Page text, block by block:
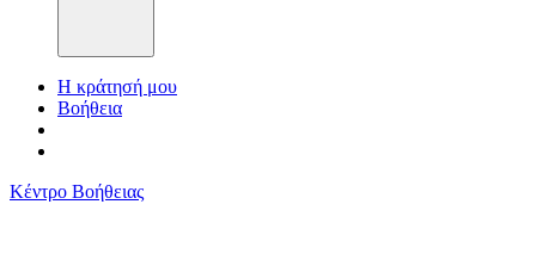
Η κράτησή μου
Βοήθεια
Κέντρο Βοήθειας